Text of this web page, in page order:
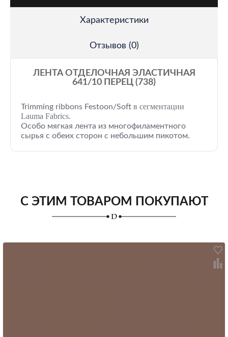
Характеристики
Отзывов (0)
ЛЕНТА ОТДЕЛОЧНАЯ ЭЛАСТИЧНАЯ
641/10 ПЕРЕЦ (738)
Trimming ribbons Festoon/Soft в сегментации
Lauma Fabrics.
Особо мягкая лента из многофиламентного
сырья с обеих сторон с небольшим пикотом.
С ЭТИМ ТОВАРОМ ПОКУПАЮТ